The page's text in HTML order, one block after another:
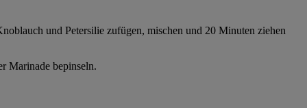
und Petersilie zufügen, mischen und 20 Minuten ziehen
Marinade bepinseln.